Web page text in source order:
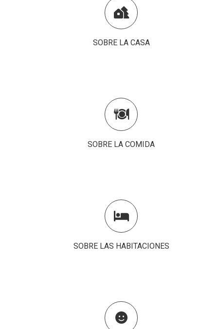
SOBRE LA CASA
SOBRE LA COMIDA
SOBRE LAS HABITACIONES